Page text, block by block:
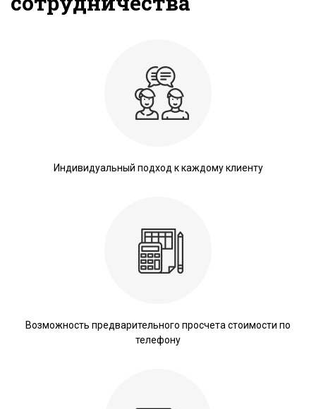
Индивидуальный подход к каждому клиенту
Возможность предварительного просчета стоимости по
телефону